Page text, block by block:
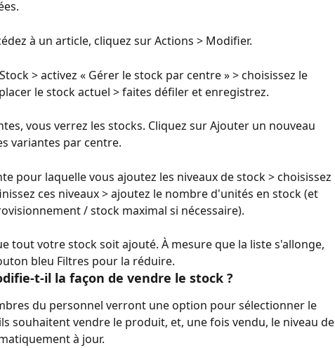
à un article, cliquez sur Actions > Modifier.
> activez « Gérer le stock par centre » > choisissez le
le stock actuel > faites défiler et enregistrez.
vous verrez les stocks. Cliquez sur Ajouter un nouveau
variantes par centre.
pour laquelle vous ajoutez les niveaux de stock > choisissez
ces niveaux > ajoutez le nombre d'unités en stock (et
/ stock maximal si nécessaire).
tout votre stock soit ajouté. À mesure que la liste s'allonge,
bleu Filtres pour la réduire.
t-il la façon de vendre le stock ?
du personnel verront une option pour sélectionner le
souhaitent vendre le produit, et, une fois vendu, le niveau de
à jour.